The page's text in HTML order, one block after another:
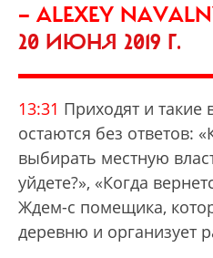
— ALEXEY
20 ИЮНЯ 2019 Г.
13:31 Приходят и
остаются без ответов:
выбирать местную
уйдете?», «Когда
Ждем-с помещика,
деревню и организует